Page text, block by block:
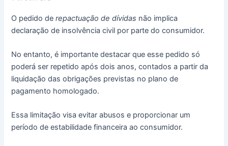
O pedido derepactuação de dívidas não implica
declaração de insolvência civil por parte do consumidor.
No entanto, é importante destacar que esse pedido só
poderá ser repetido após dois anos, contados a partir da
liquidação das obrigações previstas no plano de
pagamento homologado.
Essa limitação visa evitar abusos e proporcionar um
período de estabilidade financeira ao consumidor.